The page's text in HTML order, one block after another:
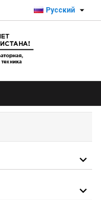
Русский 